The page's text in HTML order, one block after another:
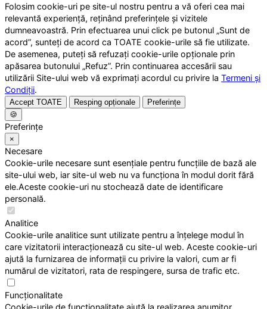
Folosim cookie-uri pe site-ul nostru pentru a vă oferi cea mai
relevantă experiență, reținând preferințele și vizitele
dumneavoastră. Prin efectuarea unui click pe butonul „Sunt de
acord”, sunteți de acord ca TOATE cookie-urile să fie utilizate.
De asemenea, puteți să refuzați cookie-urile opționale prin
apăsarea butonului „Refuz”. Prin continuarea accesării sau
utilizării Site-ului web vă exprimați acordul cu privire la Termeni și
Condiții.
Accept TOATE Resping opționale
Preferințe
🍪
Preferințe
×
Necesare
Cookie-urile necesare sunt esențiale pentru funcțiile de bază ale
site-ului web, iar site-ul web nu va funcționa în modul dorit fără
ele.Aceste cookie-uri nu stochează date de identificare
personală.
Analitice
Cookie-urile analitice sunt utilizate pentru a înțelege modul în
care vizitatorii interacționează cu site-ul web. Aceste cookie-uri
ajută la furnizarea de informații cu privire la valori, cum ar fi
numărul de vizitatori, rata de respingere, sursa de trafic etc.
Funcționalitate
Cookie-urile de funcționalitate ajută la realizarea anumitor